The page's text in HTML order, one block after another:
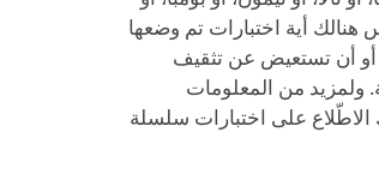
هنالك أية اختبارات تم وضعها
أو أن تستعيض عن تثقيف
من المعلومات
الاطّلاع على اختبارات سلسلة